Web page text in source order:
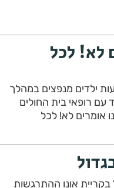
לא! לכל
בטרם בעשור האחרון יש עלייה פי 5.2 בפציעות ילדים מנפצים במהלך
רופאי בית החולים
אומרים לא! לכל
אונו ההתרגשות